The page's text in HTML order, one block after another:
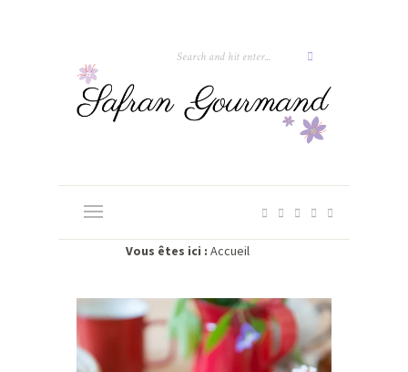
Vous êtes ici : Accueil